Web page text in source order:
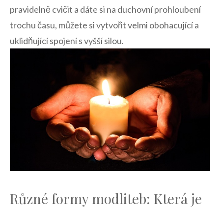
⁣pravidelně cvičit ⁤a dáte si ‌na duchovní ​prohloubení
trochu času, můžete si vytvořit velmi‌ obohacující a
uklidňující​ spojení s vyšší silou.
Různé formy modliteb: Která je